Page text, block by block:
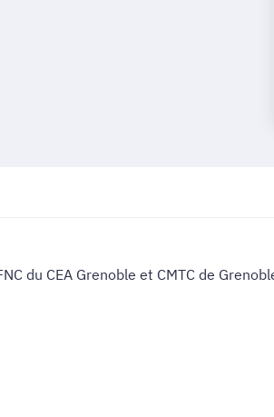
du CEA Grenoble et CMTC de